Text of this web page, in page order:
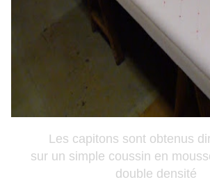
Les capitons sont obtenus
sur un simple coussin en
double densité